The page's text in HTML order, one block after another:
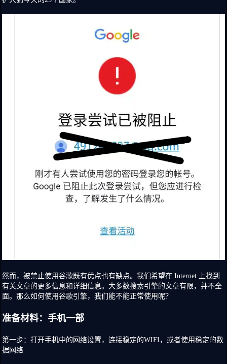
然而，被禁止使用谷歌既有优点也有缺点。我们希望在 Internet 上找到
有关文章的更多信息和详细信息。大多数搜索引擎的文章有限，并不全
面。那么如何使用谷歌引擎，我们能不能正常使用呢？
准备材料：手机一部
第一步：打开手机中的网络设置，连接稳定的WIFI，或者使用稳定的数
据网络